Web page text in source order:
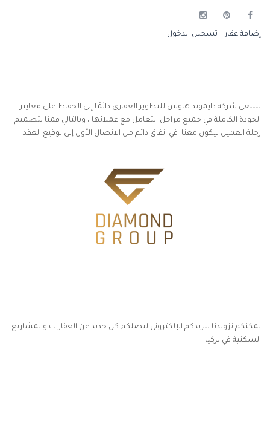
إضافة عقار تسجيل الدخول
تسعى شركة دايموند هاوس للتطوير العقاري دائمًا إلى الحفاظ على معايير
الجودة الكاملة في جميع مراحل التعامل مع عملائها ، وبالتالي قمنا بتصميم
رحلة العميل ليكون معنا في اتفاق دائم من الاتصال الأول إلى توقيع العقد
يمكنكم تزويدنا ببريدكم الإلكتروني ليصلكم كل جديد عن العقارات والمشاريع
السكنية في تركيا